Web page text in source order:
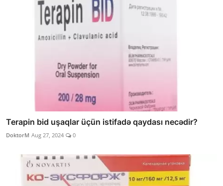
Terapin bid uşaqlar üçün istifadə qaydası necədir?
DoktorM Aug 27, 2024 0